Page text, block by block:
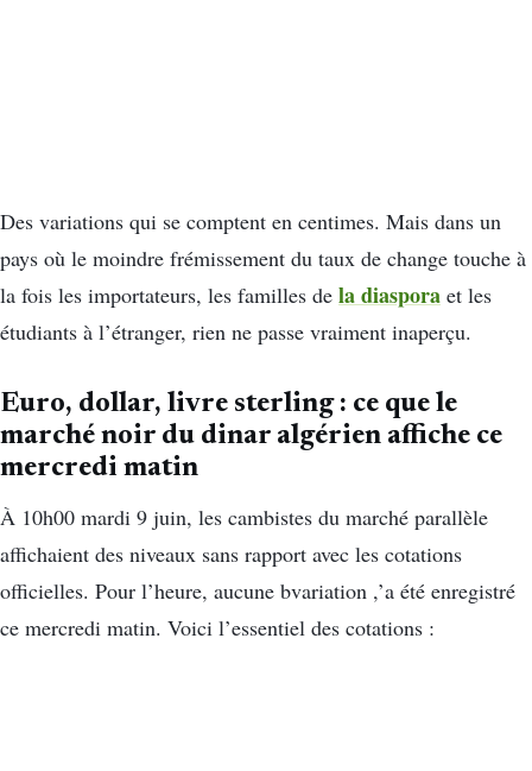
Des variations qui se comptent en centimes. Mais dans un
pays où le moindre frémissement du taux de change touche à
la fois les importateurs, les familles de la diaspora et les
étudiants à l’étranger, rien ne passe vraiment inaperçu.
Euro, dollar, livre sterling : ce que le
marché noir du dinar algérien affiche ce
mercredi matin
À 10h00 mardi 9 juin, les cambistes du marché parallèle
affichaient des niveaux sans rapport avec les cotations
officielles. Pour l’heure, aucune bvariation ,’a été enregistré
ce mercredi matin. Voici l’essentiel des cotations :